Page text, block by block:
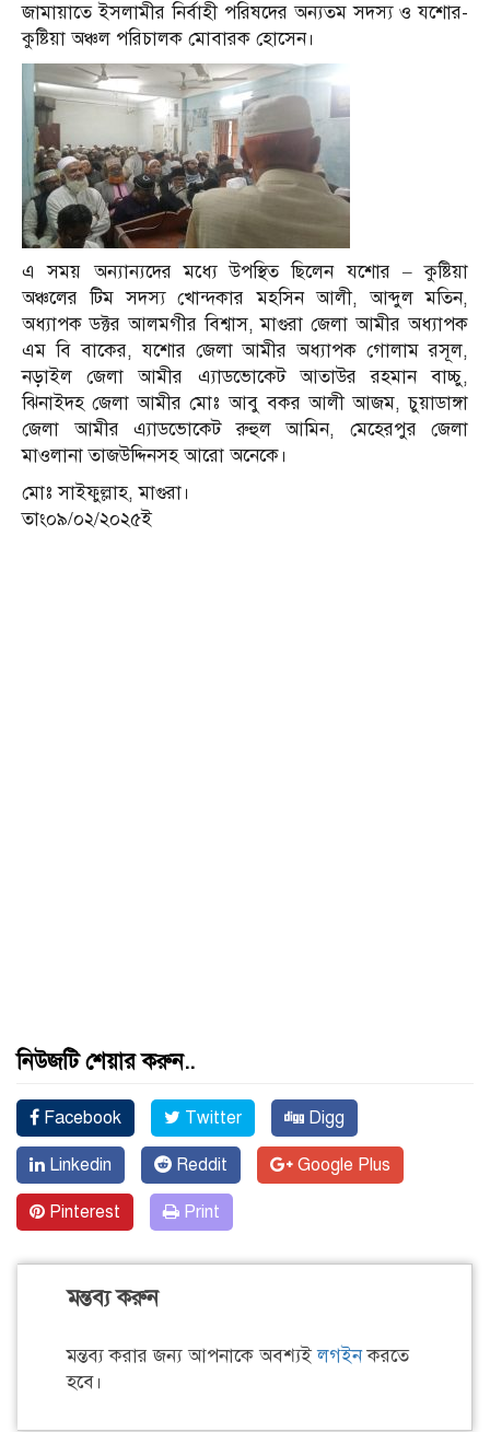
জামায়াতে ইসলামীর নির্বাহী পরিষদের অন্যতম সদস্য ও যশোর-
কুষ্টিয়া অঞ্চল পরিচালক মোবারক হোসেন।
এ সময় অন্যান্যদের মধ্যে উপস্থিত ছিলেন যশোর – কুষ্টিয়া
অঞ্চলের টিম সদস্য খোন্দকার মহসিন আলী, আব্দুল মতিন,
অধ্যাপক ডক্টর আলমগীর বিশ্বাস, মাগুরা জেলা আমীর অধ্যাপক
এম বি বাকের, যশোর জেলা আমীর অধ্যাপক গোলাম রসূল,
নড়াইল জেলা আমীর এ্যাডভোকেট আতাউর রহমান বাচ্চু,
ঝিনাইদহ জেলা আমীর মোঃ আবু বকর আলী আজম, চুয়াডাঙ্গা
জেলা আমীর এ্যাডভোকেট রুহুল আমিন, মেহেরপুর জেলা
মাওলানা তাজউদ্দিনসহ আরো অনেকে।
মোঃ সাইফুল্লাহ, মাগুরা।
তাং০৯/০২/২০২৫ই
নিউজটি শেয়ার করুন..
Facebook Twitter Digg
Linkedin Reddit Google Plus
Pinterest Print
মন্তব্য করুন
মন্তব্য করার জন্য আপনাকে অবশ্যইলগইনকরতে
হবে।